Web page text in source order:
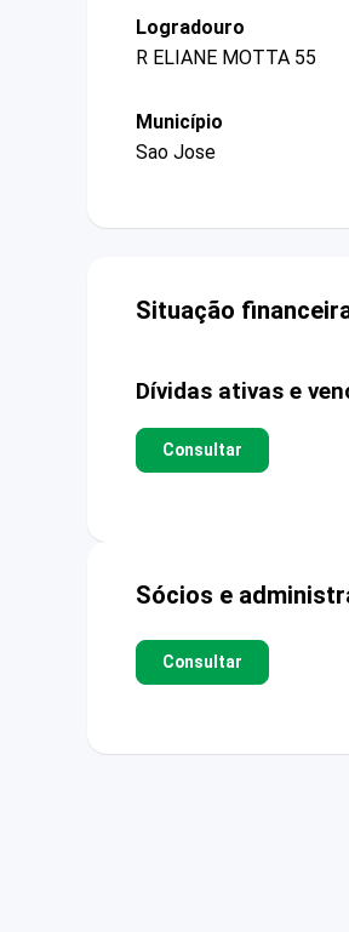
Logradouro
R ELIANE MOTTA 55
Município
Sao Jose
Situação
Dívidas ativas e
Consultar
Sócios e
Consultar